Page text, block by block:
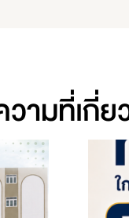
ามที่เกี่ย